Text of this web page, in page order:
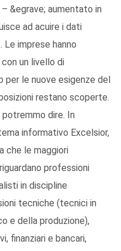
&egrave; aumentato in
ad acuire i dati
imprese hanno
un livello di
le nuove esigenze del
restano scoperte.
potremmo dire. In
informativo Excelsior,
che le maggiori
professioni
in discipline
tecniche (tecnici in
e della produzione),
finanziari e bancari,